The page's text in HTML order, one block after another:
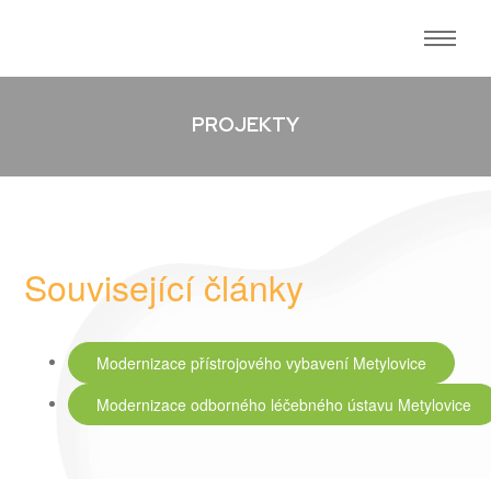
PROJEKTY
Související články
Modernizace přístrojového vybavení Metylovice
Modernizace odborného léčebného ústavu Metylovice